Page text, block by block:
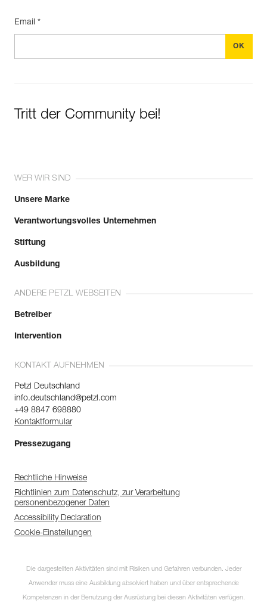
Email *
Tritt der Community bei!
WER WIR SIND
Unsere Marke
Verantwortungsvolles Unternehmen
Stiftung
Ausbildung
ANDERE PETZL WEBSEITEN
Betreiber
Intervention
KONTAKT AUFNEHMEN
Petzl Deutschland
info.deutschland@petzl.com
+49 8847 698880
Kontaktformular
Pressezugang
Rechtliche Hinweise
Richtlinien zum Datenschutz, zur Verarbeitung
personenbezogener Daten
Accessibility Declaration
Cookie-Einstellungen
Die dargestellten Aktivitäten sind mit Risiken und Gefahren verbunden. Jeder
Anwender muss eine Ausbildung absolviert haben und über entsprechende
Kompetenzen in der Benutzung der Ausrüstung bei diesen Aktivitäten verfügen.